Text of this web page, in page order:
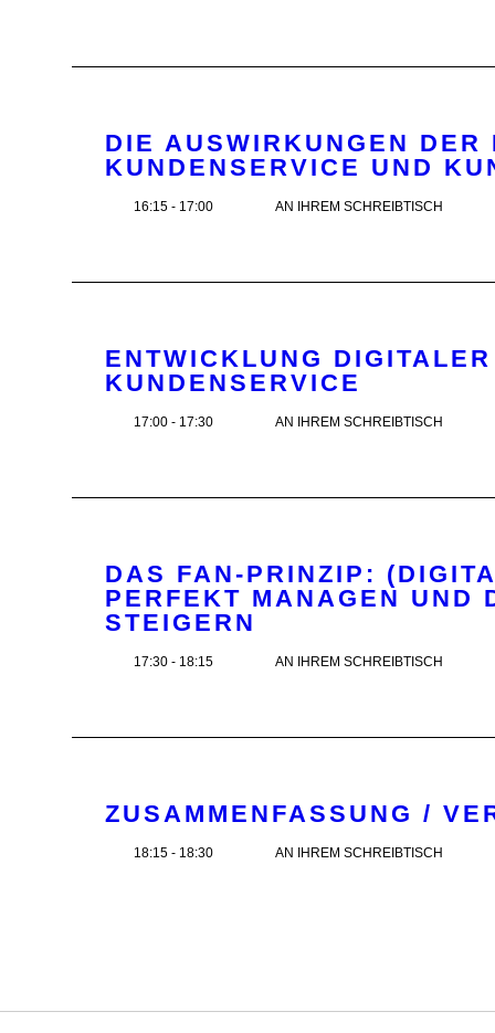
DIE AUSWIRKUNGEN
KUNDENSERVICE UND
16:15 - 17:00 AN IHREM SCHREIBTISCH
ENTWICKLUNG
KUNDENSERVICE
17:00 - 17:30 AN IHREM SCHREIBTISCH
DAS FAN-PRINZIP:
PERFEKT MANAGEN UND
STEIGERN
17:30 - 18:15 AN IHREM SCHREIBTISCH
ZUSAMMENFASSUNG /
18:15 - 18:30 AN IHREM SCHREIBTISCH